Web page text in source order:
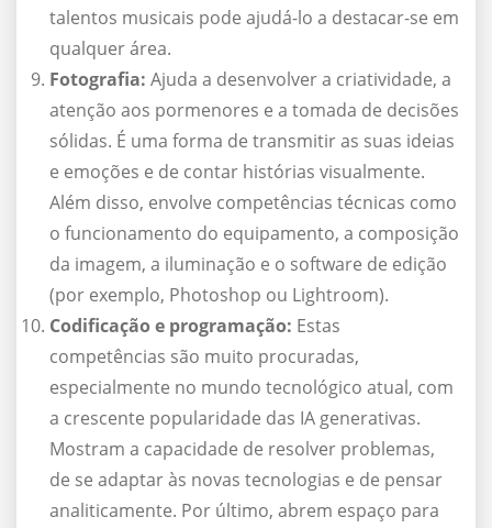
talentos musicais pode ajudá-lo a destacar-se em
qualquer área.
Fotografia: Ajuda a desenvolver a criatividade, a
atenção aos pormenores e a tomada de decisões
sólidas. É uma forma de transmitir as suas ideias
e emoções e de contar histórias visualmente.
Além disso, envolve competências técnicas como
o funcionamento do equipamento, a composição
da imagem, a iluminação e o software de edição
(por exemplo, Photoshop ou Lightroom).
Codificação e programação: Estas
competências são muito procuradas,
especialmente no mundo tecnológico atual, com
a crescente popularidade das IA generativas.
Mostram a capacidade de resolver problemas,
de se adaptar às novas tecnologias e de pensar
analiticamente. Por último, abrem espaço para